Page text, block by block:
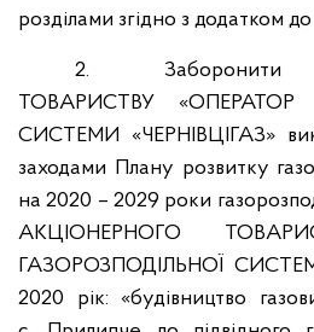
розділами згідно з додатком до
2. Заборонити
ТОВАРИСТВУ «ОПЕРАТОР
СИСТЕМИ «ЧЕРНІВЦІГАЗ»
заходами Плану розвитку
на 2020 – 2029 роки
АКЦІОНЕРНОГО
ГАЗОРОЗПОДІЛЬНОЇ
2020 рік: «будівництво